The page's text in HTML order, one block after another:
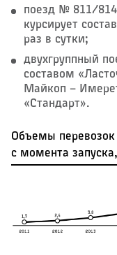
поезд № 811/
курсирует
раз в сутки;
двухгруппный
составом
Майкоп –
«Стандарт».
Объемы
с момента запуска,